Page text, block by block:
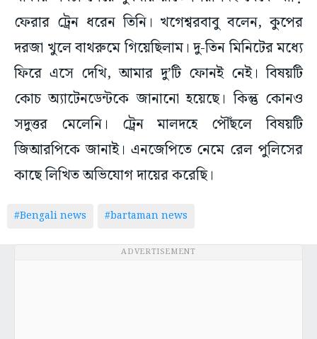
ফেরার ট্রেন ধরেন তিনি। খগেশ্বরবাবু বলেন, কুপের
দরজা খুলে বাথরুমে গিয়েছিলাম। দু-তিন মিনিটের মধ্যে
ফিরে এসে দেখি, আমার দু’টি ফোনই নেই। বিষয়টি
কোচ অ্যাটেনডেন্টকে জানানো হয়েছে। কিন্তু কোনও
সদুত্তর মেলেনি। ট্রেন মালদহে পৌঁছলে বিষয়টি
জিআরপিকে জানাই। এনজেপিতে নেমে রেল পুলিসের
কাছে লিখিত অভিযোগ দায়ের করেছি।
#Bengali news #bartaman news
ADVERTISEMENT